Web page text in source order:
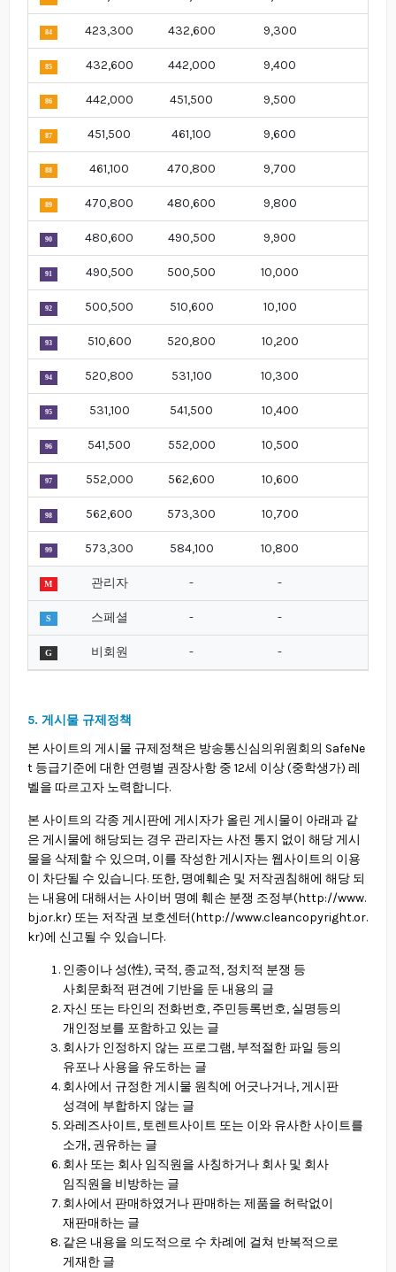
84 423,300 432,600 9,300
85 432,600 442,000 9,400
86 442,000 451,500 9,500
87 451,500 461,100 9,600
88 461,100 470,800 9,700
89 470,800 480,600 9,800
90 480,600 490,500 9,900
91 490,500 500,500 10,000
92 500,500 510,600 10,100
93 510,600 520,800 10,200
94 520,800 531,100 10,300
95 531,100 541,500 10,400
96 541,500 552,000 10,500
97 552,000 562,600 10,600
98 562,600 573,300 10,700
99 573,300 584,100 10,800
M 관리자 - -
S 스페셜 - -
G 비회원 - -
5. 게시물 규제정책
본 사이트의 게시물 규제정책은 방송통신심의위원회의 SafeNe
t 등급기준에 대한 연령별 권장사항 중 12세 이상 (중학생가) 레
벨을 따르고자 노력합니다.
본 사이트의 각종 게시판에 게시자가 올린 게시물이 아래과 같
은 게시물에 해당되는 경우 관리자는 사전 통지 없이 해당 게시
물을 삭제할 수 있으며, 이를 작성한 게시자는 웹사이트의 이용
이 차단될 수 있습니다. 또한, 명예훼손 및 저작권침해에 해당 되
는 내용에 대해서는 사이버 명예 훼손 분쟁 조정부(http://www.
bj.or.kr) 또는 저작권 보호센터(http://www.cleancopyright.or.
kr)에 신고될 수 있습니다.
인종이나 성(性), 국적, 종교적, 정치적 분쟁 등
사회문화적 편견에 기반을 둔 내용의 글
자신 또는 타인의 전화번호, 주민등록번호, 실명등의
개인정보를 포함하고 있는 글
회사가 인정하지 않는 프로그램, 부적절한 파일 등의
유포나 사용을 유도하는 글
회사에서 규정한 게시물 원칙에 어긋나거나, 게시판
성격에 부합하지 않는 글
와레즈사이트, 토렌트사이트 또는 이와 유사한 사이트를
소개, 권유하는 글
회사 또는 회사 임직원을 사칭하거나 회사 및 회사
임직원을 비방하는 글
회사에서 판매하였거나 판매하는 제품을 허락없이
재판매하는 글
같은 내용을 의도적으로 수 차례에 걸쳐 반복적으로
게재한 글